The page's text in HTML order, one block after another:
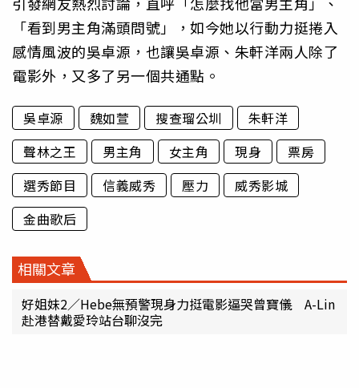
「看到男主角滿頭問號」，如今她以行動力挺捲入
感情風波的吳卓源，也讓吳卓源、朱軒洋兩人除了
電影外，又多了另一個共通點。
吳卓源 魏如萱 搜查瑠公圳
朱軒洋
聲林之王
男主角 女主角 現身
票房
選秀節目
信義威秀 壓力
威秀影城
金曲歌后
相關文章
好姐妹2／Hebe無預警現身力挺電影逼哭曾寶儀 A-Lin
赴港替戴愛玲站台聊沒完